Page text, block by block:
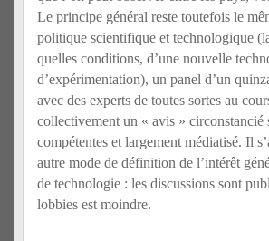
Le principe général reste toutefois le
politique scientifique et technologique
quelles conditions, d’une nouvelle
d’expérimentation), un panel d’un
avec des experts de toutes sortes au
collectivement un « avis » circonstancié
compétentes et largement médiatisé. Il
autre mode de définition de l’intérêt
de technologie : les discussions sont
lobbies est moindre.